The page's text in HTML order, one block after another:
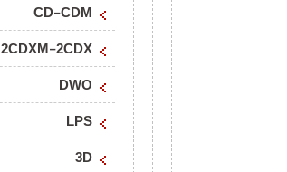
CD-CDM
2CDXM-2CDX
DWO
LPS
3D